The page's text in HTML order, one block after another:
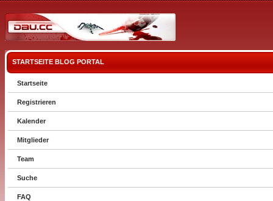
STARTSEITE BLOG PORTAL
Startseite
Registrieren
Kalender
Mitglieder
Team
Suche
FAQ